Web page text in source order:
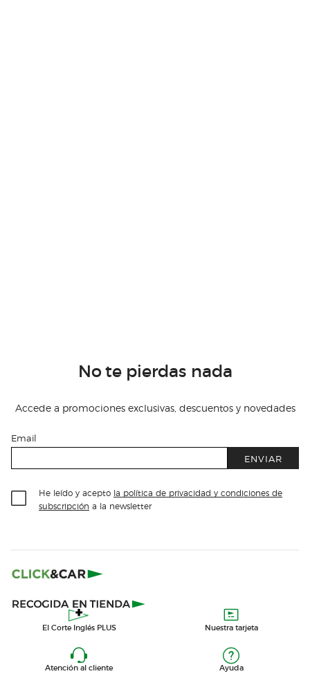
No te pierdas nada
Accede a promociones exclusivas, descuentos y novedades
Email
ENVIAR
He leído y acepto la política de privacidad y condiciones de
subscripción a la newsletter
El Corte Inglés PLUS Nuestra tarjeta
Atención al cliente Ayuda